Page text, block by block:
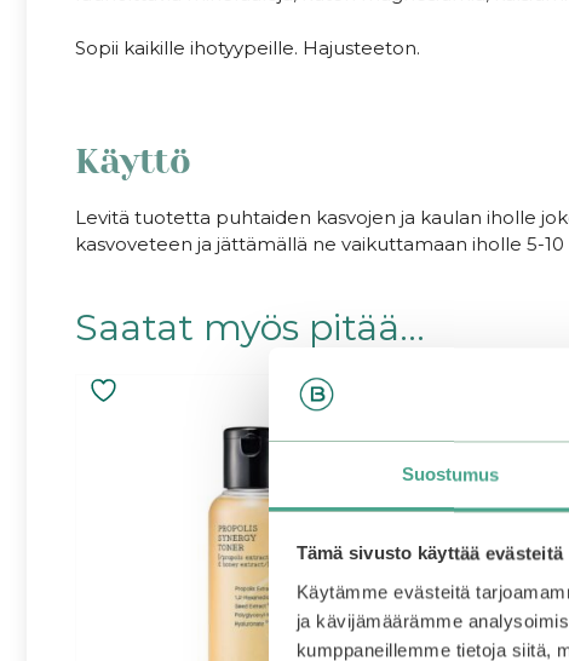
Suostumus
Tämä sivusto käyttää evästeitä
Käytämme evästeitä
ja kävijämäärämme
kumppaneillemme tietoja siitä,
Sopii kaikille ihotyypeille. Hajusteeton.
Käyttö
Levitä tuotetta puhtaiden kasvojen ja kaulan iholle
kasvoveteen ja jättämällä ne vaikuttamaan iholle 5-10
Saatat myös pitää...